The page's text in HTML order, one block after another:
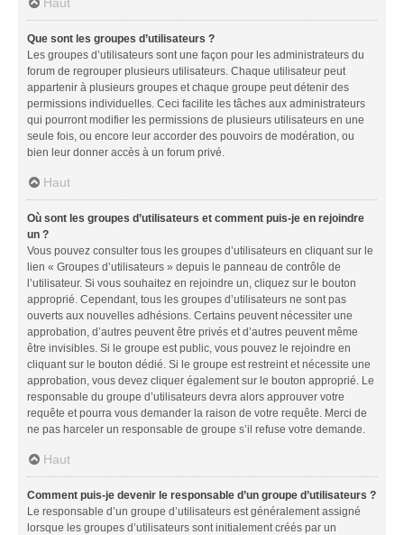
Que sont les groupes d’utilisateurs ?
Les groupes d’utilisateurs sont une façon pour les administrateurs du
forum de regrouper plusieurs utilisateurs. Chaque utilisateur peut
appartenir à plusieurs groupes et chaque groupe peut détenir des
permissions individuelles. Ceci facilite les tâches aux administrateurs
qui pourront modifier les permissions de plusieurs utilisateurs en une
seule fois, ou encore leur accorder des pouvoirs de modération, ou
bien leur donner accès à un forum privé.
Haut
Où sont les groupes d’utilisateurs et comment puis-je en rejoindre
un ?
Vous pouvez consulter tous les groupes d’utilisateurs en cliquant sur le
lien « Groupes d’utilisateurs » depuis le panneau de contrôle de
l’utilisateur. Si vous souhaitez en rejoindre un, cliquez sur le bouton
approprié. Cependant, tous les groupes d’utilisateurs ne sont pas
ouverts aux nouvelles adhésions. Certains peuvent nécessiter une
approbation, d’autres peuvent être privés et d’autres peuvent même
être invisibles. Si le groupe est public, vous pouvez le rejoindre en
cliquant sur le bouton dédié. Si le groupe est restreint et nécessite une
approbation, vous devez cliquer également sur le bouton approprié. Le
responsable du groupe d’utilisateurs devra alors approuver votre
requête et pourra vous demander la raison de votre requête. Merci de
ne pas harceler un responsable de groupe s’il refuse votre demande.
Haut
Comment puis-je devenir le responsable d’un groupe d’utilisateurs ?
Le responsable d’un groupe d’utilisateurs est généralement assigné
lorsque les groupes d’utilisateurs sont initialement créés par un